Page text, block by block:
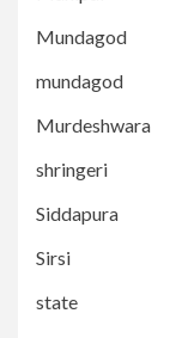
Mundagod
mundagod
Murdeshwara
shringeri
Siddapura
Sirsi
state